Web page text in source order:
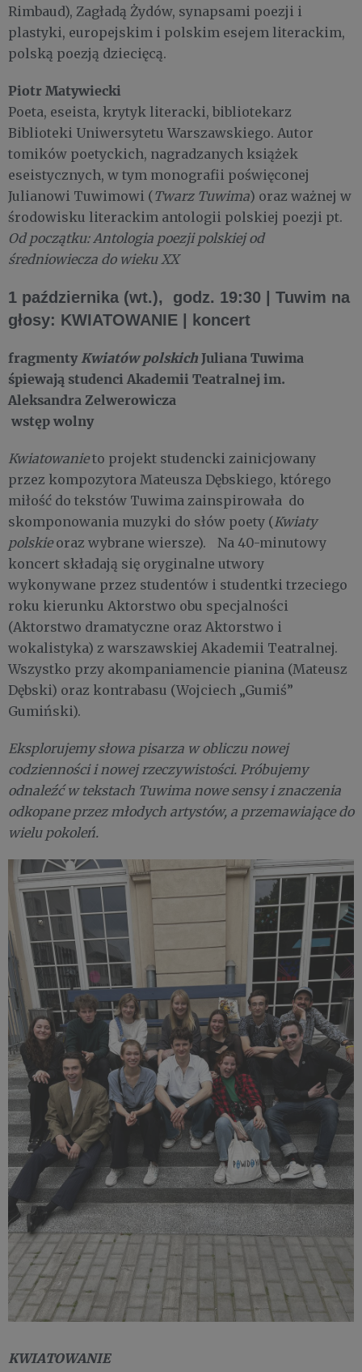
Rimbaud), Zagładą Żydów, synapsami poezji i
plastyki, europejskim i polskim esejem literackim,
polską poezją dziecięcą.
Piotr Matywiecki
Poeta, eseista, krytyk literacki, bibliotekarz
Biblioteki Uniwersytetu Warszawskiego. Autor
tomików poetyckich, nagradzanych książek
eseistycznych, w tym monografii poświęconej
Julianowi Tuwimowi (Twarz Tuwima) oraz ważnej w
środowisku literackim antologii polskiej poezji pt.
Od początku: Antologia poezji polskiej od
średniowiecza do wieku XX
1 października (wt.), godz. 19:30 | Tuwim na
głosy: KWIATOWANIE | koncert
fragmentyKwiatów polskichJuliana Tuwima
śpiewają studenci Akademii Teatralnej im.
Aleksandra Zelwerowicza
wstęp wolny
Kwiatowanieto projekt studencki zainicjowany
przez kompozytora Mateusza Dębskiego, którego
miłość do tekstów Tuwima zainspirowała do
skomponowania muzyki do słów poety (Kwiaty
polskieoraz wybrane wiersze). Na 40-minutowy
koncert składają się oryginalne utwory
wykonywane przez studentów i studentki trzeciego
roku kierunku Aktorstwo obu specjalności
(Aktorstwo dramatyczne oraz Aktorstwo i
wokalistyka) z warszawskiej Akademii Teatralnej.
Wszystko przy akompaniamencie pianina (Mateusz
Dębski) oraz kontrabasu (Wojciech „Gumiś”
Gumiński).
Eksplorujemy słowa pisarza w obliczu nowej
codzienności i nowej rzeczywistości. Próbujemy
odnaleźć w tekstach Tuwima nowe sensy i znaczenia
odkopane przez młodych artystów, a przemawiające do
wielu pokoleń.
KWIATOWANIE